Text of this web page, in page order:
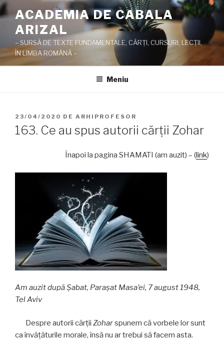
Sari
la
conținut
ACADEMIA DE CABALA
ARIZAL
– SURSĂ DE TEXTE FUNDAMENTALE, CĂRŢI, CURSURI, LECŢII,
ÎN LIMBA ROMÂNĂ –
Meniu
PUBLICAT
PE
23/04/2020 DE ARHIPROFESOR
163. Ce au spus autorii cărţii Zohar
Înapoi la pagina SHAMATI (am auzit) – (link)
Am auzit după Șabat, Paraşat Masa’ei, 7 august 1948,
Tel Aviv
Despre autorii cărţii Zoharspunem că vorbele lor sunt
ca învăţăturile morale, însă nu ar trebui să facem asta.